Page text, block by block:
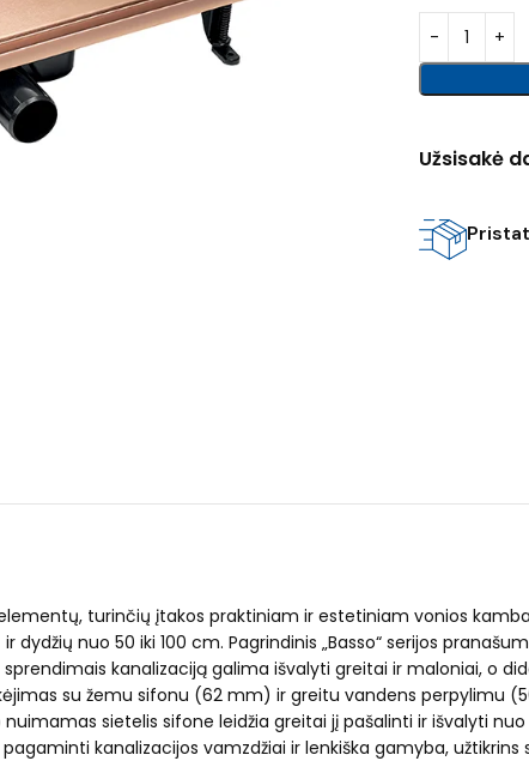
Užsisakė
turinčių įtakos praktiniam ir estetiniam vonios
dydžių nuo 50 iki 100 cm. Pagrindinis „Basso“ serijos
kanalizaciją galima išvalyti greitai ir maloniai, o
su žemu sifonu (62 mm) ir greitu vandens
sietelis sifone leidžia greitai jį pašalinti ir išvalyti
kanalizacijos vamzdžiai ir lenkiška gamyba,